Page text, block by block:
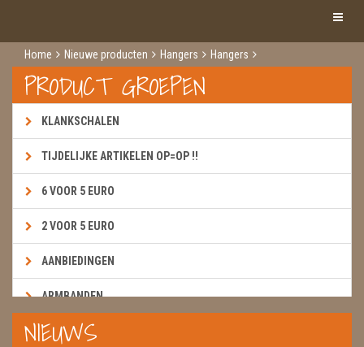
Home Nieuwe producten Hangers
Hangers
Tanzien titanium aura
PRODUCT GROEPEN
KLANKSCHALEN
TIJDELIJKE ARTIKELEN OP=OP !!
6 VOOR 5 EURO
2 VOOR 5 EURO
AANBIEDINGEN
ARMBANDEN
BOEKEN & KAARTEN E.A.R.T.H.
NIEUWS